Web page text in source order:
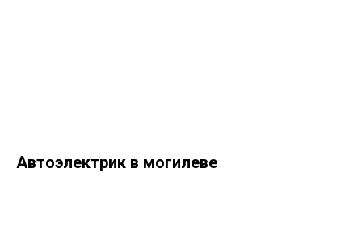
Автоэлектрик в могилеве